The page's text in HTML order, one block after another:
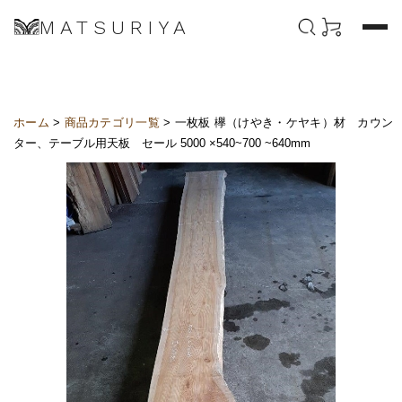
MATSURIYA
ホーム > 商品カテゴリ一覧 > 一枚板 欅（けやき・ケヤキ）材 カウン
ター、テーブル用天板 セール 5000 ×540~700 ~640mm